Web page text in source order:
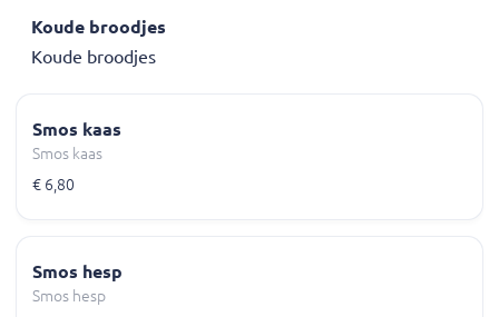
Koude broodjes
Koude broodjes
Smos kaas
Smos kaas
€ 6,80
Smos hesp
Smos hesp